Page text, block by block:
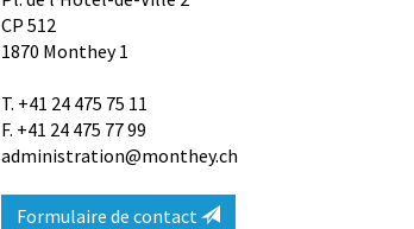
CP 512
1870 Monthey 1
T. +41 24 475 75 11
F. +41 24 475 77 99
administration@monthey.ch
Formulaire de contact